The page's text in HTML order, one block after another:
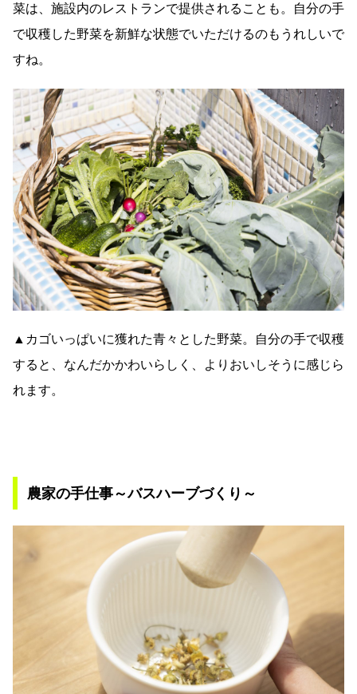
菜は、施設内のレストランで提供されることも。自分の手
で収穫した野菜を新鮮な状態でいただけるのもうれしいで
すね。
▲カゴいっぱいに獲れた青々とした野菜。自分の手で収穫
すると、なんだかかわいらしく、よりおいしそうに感じら
れます。
農家の手仕事～バスハーブづくり～